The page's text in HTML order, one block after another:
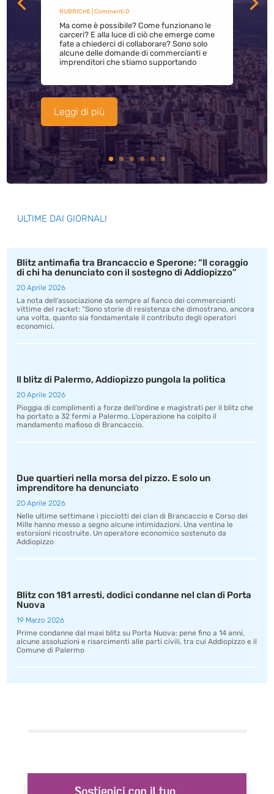
RUBRICHE| Commenti 0
Ma come è possibile? Come funzionano le
carceri? E alla luce di ciò che emerge come
fate a chiederci di collaborare? Sono solo
alcune delle domande di commercianti e
imprenditori che stiamo supportando
Leggi di più
ULTIME DAI GIORNALI
Blitz antimafia tra Brancaccio e Sperone: “Il coraggio
di chi ha denunciato con il sostegno di Addiopizzo”
20 Aprile 2026
La nota dell’associazione da sempre al fianco dei commercianti
vittime del racket: “Sono storie di resistenza che dimostrano, ancora
una volta, quanto sia fondamentale il contributo degli operatori
economici.
Il blitz di Palermo, Addiopizzo pungola la politica
20 Aprile 2026
Pioggia di complimenti a forze dell’ordine e magistrati per il blitz che
ha portato a 32 fermi a Palermo. L’operazione ha colpito il
mandamento mafioso di Brancaccio.
Due quartieri nella morsa del pizzo. E solo un
imprenditore ha denunciato
20 Aprile 2026
Nelle ultime settimane i picciotti dei clan di Brancaccio e Corso dei
Mille hanno messo a segno alcune intimidazioni. Una ventina le
estorsioni ricostruite. Un operatore economico sostenuto da
Addiopizzo
Blitz con 181 arresti, dodici condanne nel clan di Porta
Nuova
19 Marzo 2026
Prime condanne dal maxi blitz su Porta Nuova: pene fino a 14 anni,
alcune assoluzioni e risarcimenti alle parti civili, tra cui Addiopizzo e il
Comune di Palermo